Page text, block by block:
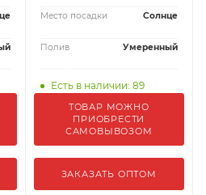
Место посадки Солнце
Полив Умеренный
Есть в наличии: 89
ТОВАР МОЖНО
ПРИОБРЕСТИ
САМОВЫВОЗОМ
ЗАКАЗАТЬ ОПТОМ